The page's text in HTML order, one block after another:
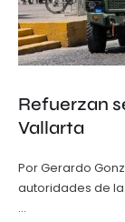
Refuerzan
Vallarta
Por Gerardo
autoridades de la
…